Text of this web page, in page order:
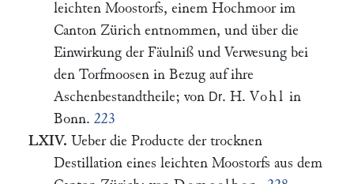
leichten Moostorfs, einem Hochmoor im
Canton Zürich entnommen, und über die
Einwirkung der Fäulniß und Verwesung bei
den Torfmoosen in Bezug auf ihre
Aschenbestandtheile; von Dr. H. Vohl in
Bonn. 223
LXIV. Ueber die Producte der trocknen
Destillation eines leichten Moostorfs aus dem